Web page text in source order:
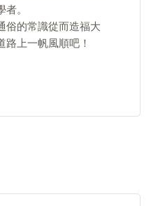
。
俗的常識從而造福大
路上一帆風順吧！